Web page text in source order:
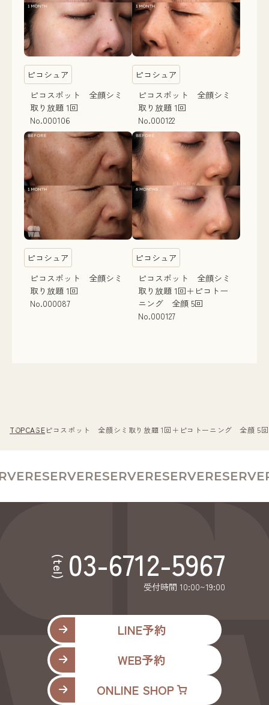
ピコシュア
ピコスポット 全顔シミ
取り放題 1回
No.000106
ピコシュア
ピコスポット 全顔シミ
取り放題 1回
No.000122
ピコシュア
ピコスポット 全顔シミ
取り放題 1回
No.000087
ピコシュア
ピコスポット 全顔シミ
取り放題 1回＋ピコトー
ニング 全顔 5回
No.000127
TOPCASEピコスポット 全顔シミ取り放題 1回＋ピコトーニング 全顔
RESERVERESERVERESERVERESERVE
(tel) 03-6712-5967
受付時間 10:00~19:00
LINE予約
WEB予約
ONLINE SHOP